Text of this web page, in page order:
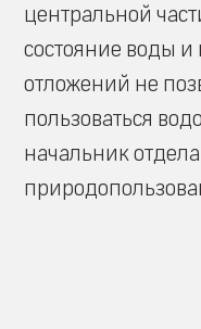
центральной
состояние воды
отложений не
пользоваться
начальник